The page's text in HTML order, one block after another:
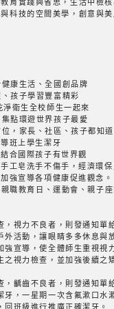
育實踐與省思，生活中檢
科技的空間美學，創意與
健康生活、全國創品牌
、孩子學習豐富精彩
淨衛生全校師生一起來
集點環遊世界孩子最愛
位，家長、社區、孩子都知道
班上學生潔牙
合國際孩子有世界觀
工皂洗手不傷手，經濟環
強宣導各項健康促進觀念。
職教育日、運動會、親子
，視力不良者，則發通知
外活動，讓眼睛多多休息與
強宣導，使全體師生重視視
之視力檢查，並加強後續之
，齲齒不良者，則發通知
牙，一星期一次含氟漱口水
班級進行推廣正確潔牙。